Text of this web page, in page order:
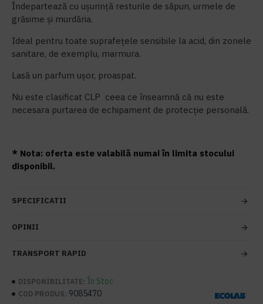
Îndepartează cu ușurință resturile de săpun, urmele de
grăsime și murdăria.
Ideal pentru toate suprafețele sensibile la acid, din zonele
sanitare, de exemplu, marmura.
Lasă un parfum ușor, proaspat.
Nu este clasificat CLP ceea ce înseamnă că nu este
necesara purtarea de echipament de protecție personală.
* Nota: oferta este valabilă numai în limita stocului
disponibil.
SPECIFICATII
OPINII
TRANSPORT RAPID
DISPONIBILITATE: În Stoc
COD PRODUS: 9085470